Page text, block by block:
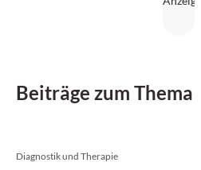
Beiträge zum Thema
Diagnostik und Therapie